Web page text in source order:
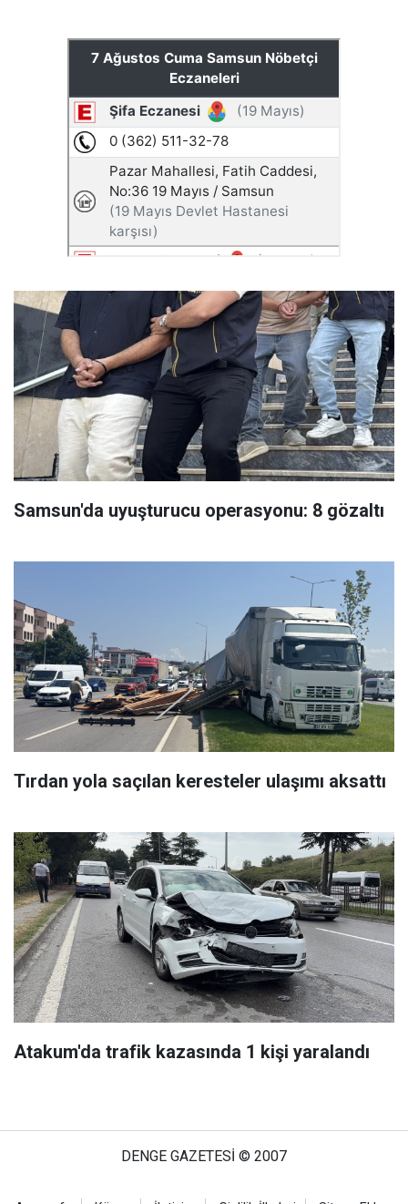
Samsun'da uyuşturucu operasyonu: 8 gözaltı
Tırdan yola saçılan keresteler ulaşımı aksattı
Atakum'da trafik kazasında 1 kişi yaralandı
DENGE GAZETESİ © 2007